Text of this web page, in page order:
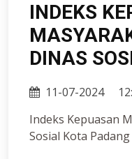
INDEKS
DINAS
11-07-2024
Indeks Kepuasan
Sosial Kota Padang